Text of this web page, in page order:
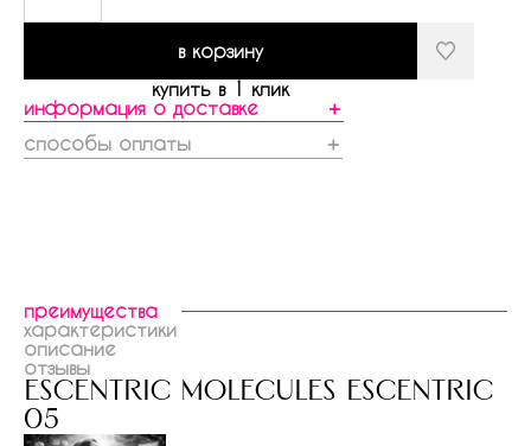
в корзину
купить в 1 клик
информация о доставке
＋
способы оплаты
＋
преимущества
характеристики
описание
отзывы
escentric molecules escentric
05